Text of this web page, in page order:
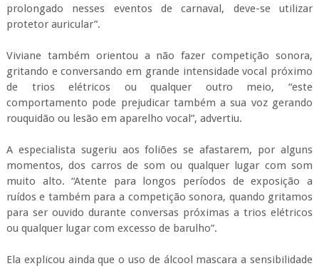
muito alto. “Atente para longos períodos de exposição a
ruídos e também para a competição sonora, quando gritamos
ou qualquer lugar com excesso de barulho”.
Ela explicou ainda que o uso de álcool mascara a sensibilidade
em pregas vocais. “É muito comum após a ingestão de
bebidas, o folião começar a elevar sua voz e não perceber que
ou até mesmo lesão em pregas vocais”, disse.
A fonoaudióloga acrescentou que, na rotina de vida, também é
importante evitar locais barulhentos. “Faça uso de protetores
auriculares em seu ambiente de trabalho diante de longa
jornada exposto ao ruído, ouça suas músicas com fone de
alteração auditiva ou vocal, como zumbido, dificuldade em